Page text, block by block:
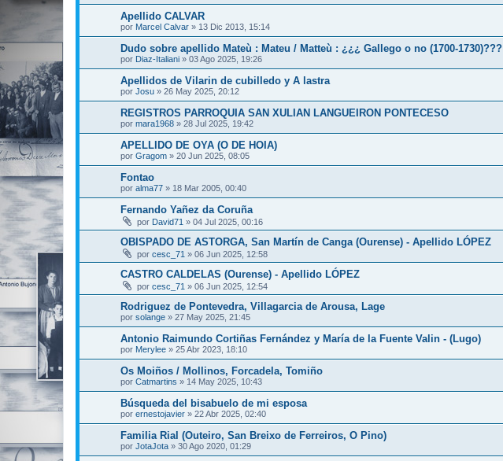
Apellido CALVAR
por Marcel Calvar » 13 Dic 2013, 15:14
Dudo sobre apellido Mateù : Mateu / Matteù : ¿¿¿ Gallego o no (1700-1730)???
por Diaz-Italiani » 03 Ago 2025, 19:26
Apellidos de Vilarin de cubilledo y A lastra
por Josu » 26 May 2025, 20:12
REGISTROS PARROQUIA SAN XULIAN LANGUEIRON PONTECESO
por mara1968 » 28 Jul 2025, 19:42
APELLIDO DE OYA (O DE HOIA)
por Gragom » 20 Jun 2025, 08:05
Fontao
por alma77 » 18 Mar 2005, 00:40
Fernando Yañez da Coruña
por David71 » 04 Jul 2025, 00:16
OBISPADO DE ASTORGA, San Martín de Canga (Ourense) - Apellido LÓPEZ
por cesc_71 » 06 Jun 2025, 12:58
CASTRO CALDELAS (Ourense) - Apellido LÓPEZ
por cesc_71 » 06 Jun 2025, 12:54
Rodriguez de Pontevedra, Villagarcia de Arousa, Lage
por solange » 27 May 2025, 21:45
Antonio Raimundo Cortiñas Fernández y María de la Fuente Valin - (Lugo)
por Merylee » 25 Abr 2023, 18:10
Os Moiños / Mollinos, Forcadela, Tomiño
por Catmartins » 14 May 2025, 10:43
Búsqueda del bisabuelo de mi esposa
por ernestojavier » 22 Abr 2025, 02:40
Familia Rial (Outeiro, San Breixo de Ferreiros, O Pino)
por JotaJota » 30 Ago 2020, 01:29